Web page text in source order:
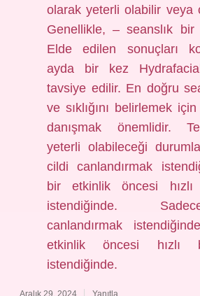
olarak yeterli olabilir veya
Genellikle, – seanslık bir
Elde edilen sonuçları
ayda bir kez Hydrafacial
tavsiye edilir. En doğru
ve sıklığını belirlemek
danışmak önemlidir.
yeterli olabileceği
cildi canlandırmak
bir etkinlik öncesi
istendiğinde.
canlandırmak
etkinlik öncesi hızlı
istendiğinde.
Aralık 29, 2024 Yanıtla